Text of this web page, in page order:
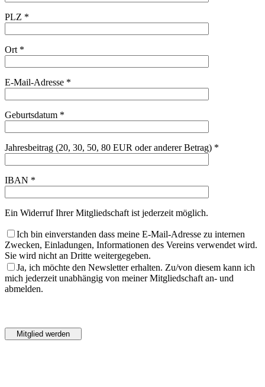
PLZ *
Ort *
E-Mail-Adresse *
Geburtsdatum *
Jahresbeitrag (20, 30, 50, 80 EUR oder anderer Betrag) *
IBAN *
Ein Widerruf Ihrer Mitgliedschaft ist jederzeit möglich.
Ich bin einverstanden dass meine E-Mail-Adresse zu internen
Zwecken, Einladungen, Informationen des Vereins verwendet wird.
Sie wird nicht an Dritte weitergegeben.
Ja, ich möchte den Newsletter erhalten. Zu/von diesem kann ich
mich jederzeit unabhängig von meiner Mitgliedschaft an- und
abmelden.
dieses
Feld
lasse
dieses